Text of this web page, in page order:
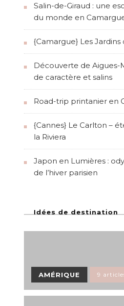
Salin-de-Giraud : une
du monde en
{Camargue} Les Jardins
Découverte de Aigues-
de caractère et salins
Road-trip printanier en
{Cannes} Le Carlton –
la Riviera
Japon en Lumières :
de l’hiver parisien
Idées de destination
AMÉRIQUE 9